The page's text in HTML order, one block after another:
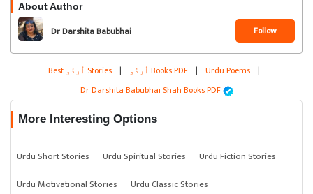
About Author
Dr Darshita Babubhai
Shah
Follow
Best اُردُو Stories | اُردُو Books PDF | Urdu Poems |
Dr Darshita Babubhai Shah Books PDF
More Interesting Options
Urdu Short Stories Urdu Spiritual Stories
Urdu Fiction Stories
Urdu Motivational Stories
Urdu Classic Stories